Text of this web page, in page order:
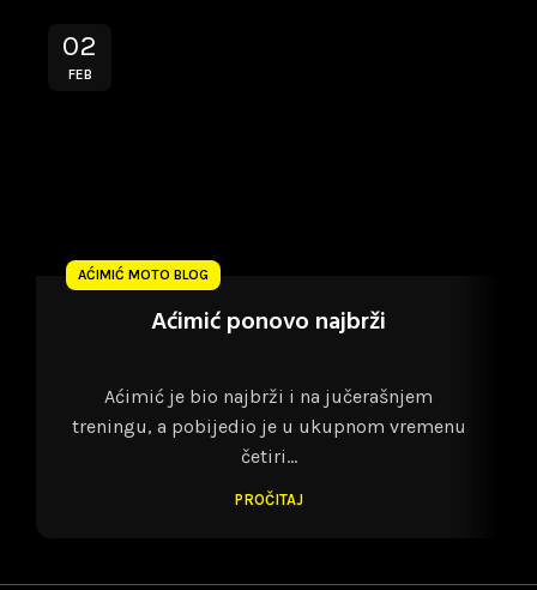
02
FEB
AĆIMIĆ MOTO BLOG
Aćimić ponovo najbrži
Aćimić je bio najbrži i na jučerašnjem
treningu, a pobijedio je u ukupnom vremenu
četiri...
PROČITAJ